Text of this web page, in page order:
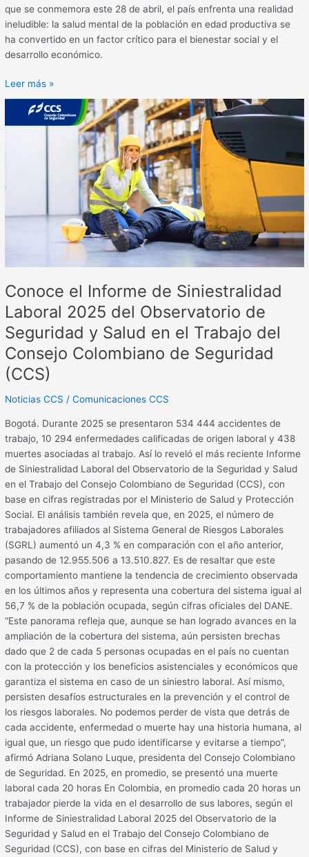
que se conmemora este 28 de abril, el país enfrenta una realidad
ineludible: la salud mental de la población en edad productiva se
ha convertido en un factor crítico para el bienestar social y el
desarrollo económico.
Leer más »
Conoce el Informe de Siniestralidad
Laboral 2025 del Observatorio de
Seguridad y Salud en el Trabajo del
Consejo Colombiano de Seguridad
(CCS)
Noticias CCS /Comunicaciones CCS
Bogotá. Durante 2025 se presentaron 534 444 accidentes de
trabajo, 10 294 enfermedades calificadas de origen laboral y 438
muertes asociadas al trabajo. Así lo reveló el más reciente Informe
de Siniestralidad Laboral del Observatorio de la Seguridad y Salud
en el Trabajo del Consejo Colombiano de Seguridad (CCS), con
base en cifras registradas por el Ministerio de Salud y Protección
Social. El análisis también revela que, en 2025, el número de
trabajadores afiliados al Sistema General de Riesgos Laborales
(SGRL) aumentó un 4,3 % en comparación con el año anterior,
pasando de 12.955.506 a 13.510.827. Es de resaltar que este
comportamiento mantiene la tendencia de crecimiento observada
en los últimos años y representa una cobertura del sistema igual al
56,7 % de la población ocupada, según cifras oficiales del DANE.
“Este panorama refleja que, aunque se han logrado avances en la
ampliación de la cobertura del sistema, aún persisten brechas
dado que 2 de cada 5 personas ocupadas en el país no cuentan
con la protección y los beneficios asistenciales y económicos que
garantiza el sistema en caso de un siniestro laboral. Así mismo,
persisten desafíos estructurales en la prevención y el control de
los riesgos laborales. No podemos perder de vista que detrás de
cada accidente, enfermedad o muerte hay una historia humana, al
igual que, un riesgo que pudo identificarse y evitarse a tiempo”,
afirmó Adriana Solano Luque, presidenta del Consejo Colombiano
de Seguridad. En 2025, en promedio, se presentó una muerte
laboral cada 20 horas En Colombia, en promedio cada 20 horas un
trabajador pierde la vida en el desarrollo de sus labores, según el
Informe de Siniestralidad Laboral 2025 del Observatorio de la
Seguridad y Salud en el Trabajo del Consejo Colombiano de
Seguridad (CCS), con base en cifras del Ministerio de Salud y
Conoce
Observatorio
Salud
en
el
Trabajo
del
Consejo
Colombiano
de
(CCS)